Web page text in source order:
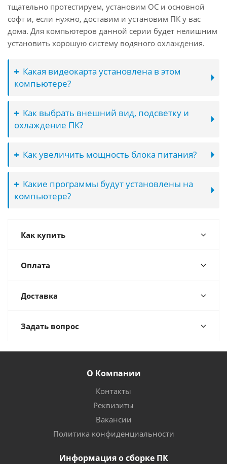
тщательно протестируем, установим ОС и основной
софт и, если нужно, доставим и установим ПК у вас
дома. Для компьютеров данной серии будет нелишним
установить хорошую систему водяного охлаждения.
Какая видеокарта установлена в этом
компьютере?
Как выбрать внешний вид, подсветку и
охлаждение ПК?
Как увеличить мощность блока питания?
Какие программы будут установлены на
компьютере?
Как купить
Оплата
Доставка
Задать вопрос
О Компании
Контакты
Реквизиты
Вакансии
Политика конфиденциальности
Информация о сборке ПК